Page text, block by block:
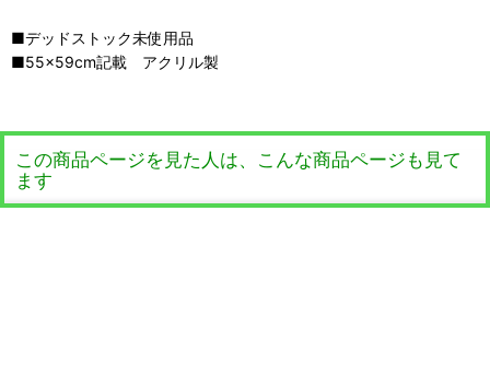
■デッドストック未使用品
■55×59cm記載 アクリル製
この商品ページを見た人は、こんな商品ページも見て
ます